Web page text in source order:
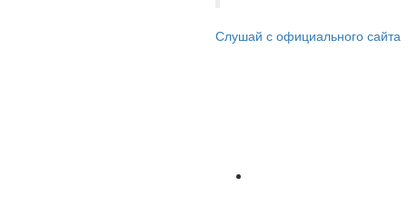
Слушай с официального сайта